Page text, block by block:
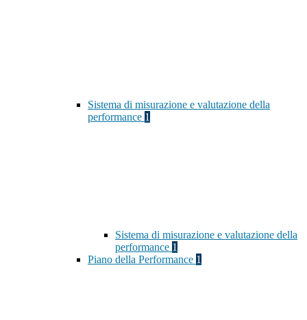
Sistema di misurazione e valutazione della
performance 1
Sistema di misurazione e valutazione della
performance 1
Piano della Performance 1